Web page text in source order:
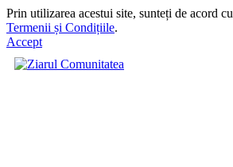
Prin utilizarea acestui site, sunteți de acord cu
Termenii și Condițiile.
Accept